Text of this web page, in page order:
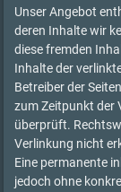
Unser Angebot
deren Inhalte wir
diese fremden
Inhalte der
Betreiber der
zum Zeitpunkt der
überprüft.
Verlinkung nicht
Eine permanente
jedoch ohne